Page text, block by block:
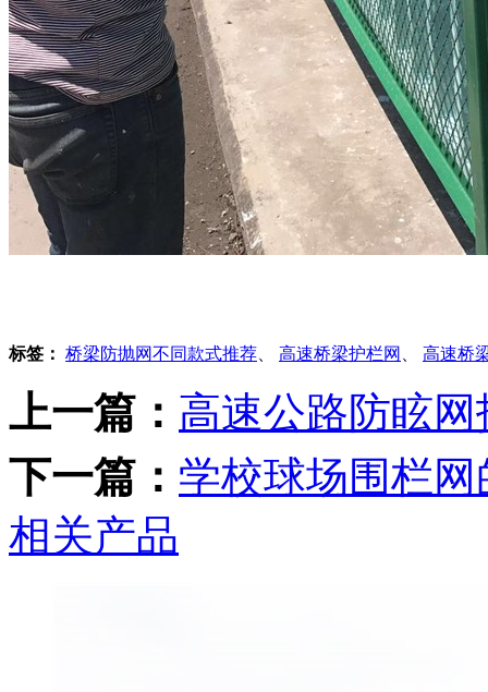
标签： 桥梁防抛网不同款式推荐 高速桥梁护栏网 高速桥
上一篇： 高速公路防眩
下一篇： 学校球场围栏
相关产品